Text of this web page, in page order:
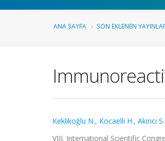
ANA SAYFA SON EKLENEN
Keklikoğlu N., Kocaelli H., Akıncı S.
VIII. International Scientific